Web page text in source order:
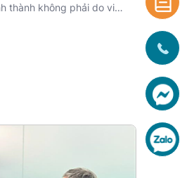
thành không phải do vi
đóng vai trò trong sự phát
được sinh lý bệnh học
phòng ngừa bệnh lý hiệu